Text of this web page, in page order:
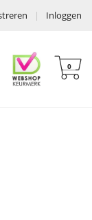
Inloggen
|
0